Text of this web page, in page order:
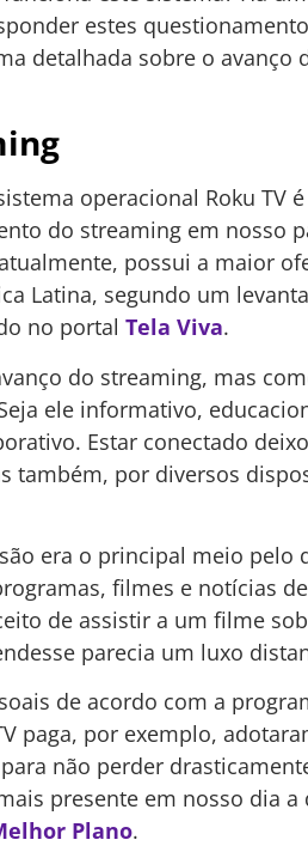
estes
detalhada sobre o avanço
operacional Roku TV
do streaming em nosso
possui a maior
Latina, segundo um
no portal Tela Viva.
do streaming, mas
ele informativo,
Estar conectado
também, por diversos
era o principal meio pelo
filmes e notícias
de assistir a um filme
parecia um luxo
de acordo com a
paga, por exemplo,
não perder
presente em nosso dia
Plano.